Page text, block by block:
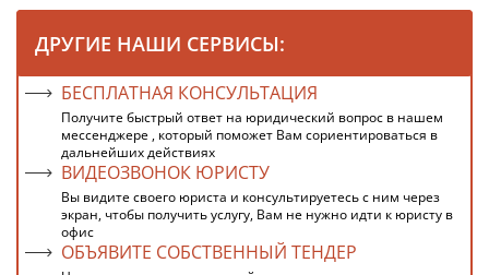
ДРУГИЕ НАШИ СЕРВИСЫ:
БЕСПЛАТНАЯ КОНСУЛЬТАЦИЯ
Получите быстрый ответ на юридический вопрос в нашем
мессенджере , который поможет Вам сориентироваться в
дальнейших действиях
ВИДЕОЗВОНОК ЮРИСТУ
Вы видите своего юриста и консультируетесь с ним через
экран, чтобы получить услугу, Вам не нужно идти к юристу в
офис
ОБЪЯВИТЕ СОБСТВЕННЫЙ ТЕНДЕР